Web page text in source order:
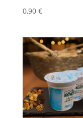
0,90 €